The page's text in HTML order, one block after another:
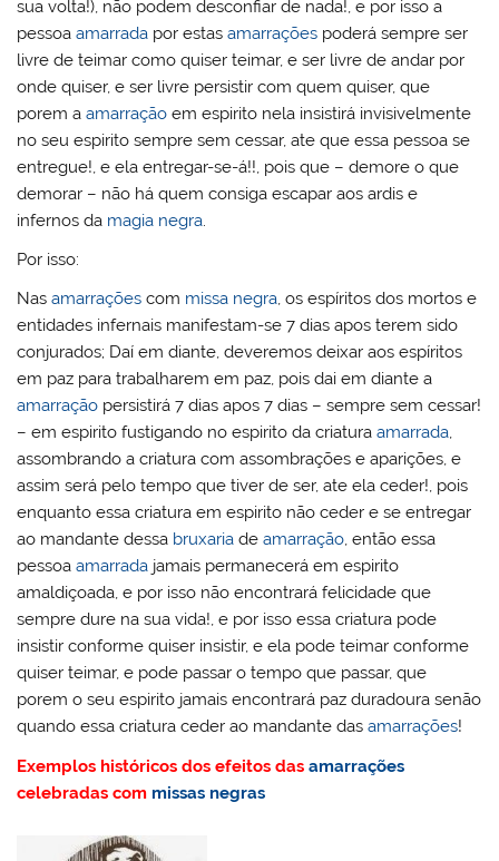
sua volta!), não podem desconfiar de nada!, e por isso a
pessoaamarrada por estasamarrações poderá sempre ser
livre de teimar como quiser teimar, e ser livre de andar por
onde quiser, e ser livre persistir com quem quiser, que
porem aamarração em espirito nela insistirá invisivelmente
no seu espirito sempre sem cessar, ate que essa pessoa se
entregue!, e ela entregar-se-á!!, pois que – demore o que
demorar – não há quem consiga escapar aos ardis e
infernos da magia negra
Por isso:
Nasamarrações com missa negra, os espíritos dos mortos e
entidades infernais manifestam-se 7 dias apos terem sido
conjurados; Daí em diante, deveremos deixar aos espíritos
em paz para trabalharem em paz, pois dai em diante a
amarração persistirá 7 dias apos 7 dias – sempre sem cessar!
– em espirito fustigando no espirito da criaturaamarrada,
assombrando a criatura com assombrações e aparições, e
assim será pelo tempo que tiver de ser, ate ela ceder!, pois
enquanto essa criatura em espirito não ceder e se entregar
ao mandante dessa bruxaria deamarração, então essa
pessoaamarrada jamais permanecerá em espirito
amaldiçoada, e por isso não encontrará felicidade que
sempre dure na sua vida!, e por isso essa criatura pode
insistir conforme quiser insistir, e ela pode teimar conforme
quiser teimar, e pode passar o tempo que passar, que
porem o seu espirito jamais encontrará paz duradoura senão
quando essa criatura ceder ao mandante dasamarrações!
Exemplos históricos dos efeitos dasamarrações
celebradas com missas negras